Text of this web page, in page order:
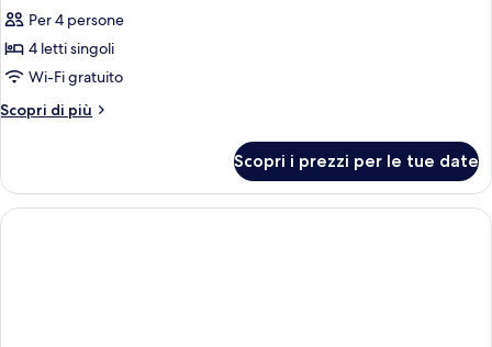
foto
per
Quadrupla
familiare
Per 4 persone
4 letti singoli
Wi-Fi gratuito
Scopri di più
Altri
familiare
Scopri i prezzi per le tue date